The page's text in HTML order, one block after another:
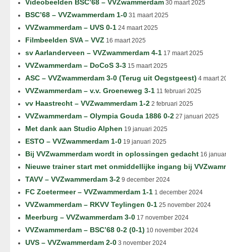
Videobeelden BSC’68 – VVZwammerdam 30 maart 2025
BSC’68 – VVZwammerdam 1-0 31 maart 2025
VVZwammerdam – UVS 0-1 24 maart 2025
Filmbeelden SVA – VVZ 16 maart 2025
sv Aarlanderveen – VVZwammerdam 4-1 17 maart 2025
VVZwammerdam – DoCoS 3-3 15 maart 2025
ASC – VVZwammerdam 3-0 (Terug uit Oegstgeest) 4 maart
VVZwammerdam – v.v. Groeneweg 3-1 11 februari 2025
vv Haastrecht – VVZwammerdam 1-2 2 februari 2025
VVZwammerdam – Olympia Gouda 1886 0-2 27 januari 2025
Met dank aan Studio Alphen 19 januari 2025
ESTO – VVZwammerdam 1-0 19 januari 2025
Bij VVZwammerdam wordt in oplossingen gedacht 16
Nieuwe trainer start met onmiddellijke ingang bij
TAVV – VVZwammerdam 3-2 9 december 2024
FC Zoetermeer – VVZwammerdam 1-1 1 december 2024
VVZwammerdam – RKVV Teylingen 0-1 25 november 2024
Meerburg – VVZwammerdam 3-0 17 november 2024
VVZwammerdam – BSC’68 0-2 (0-1) 10 november 2024
UVS – VVZwammerdam 2-0 3 november 2024